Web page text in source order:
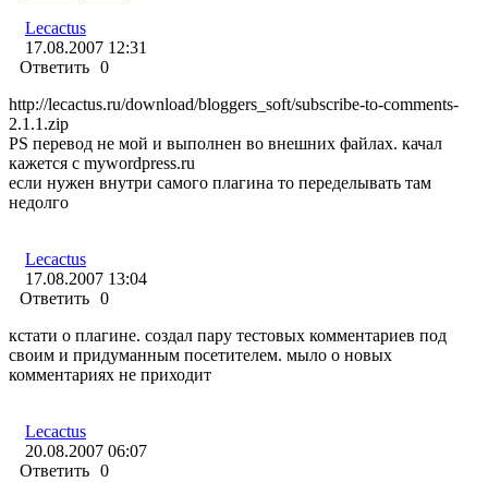
Lecactus
17.08.2007 12:31
Ответить 0
http://lecactus.ru/download/bloggers_soft/subscribe-to-comments-
2.1.1.zip
PS перевод не мой и выполнен во внешних файлах. качал
кажется с mywordpress.ru
если нужен внутри самого плагина то переделывать там
недолго
Lecactus
17.08.2007 13:04
Ответить 0
кстати о плагине. создал пару тестовых комментариев под
своим и придуманным посетителем. мыло о новых
комментариях не приходит
Lecactus
20.08.2007 06:07
Ответить 0